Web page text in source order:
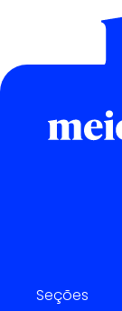
Seções